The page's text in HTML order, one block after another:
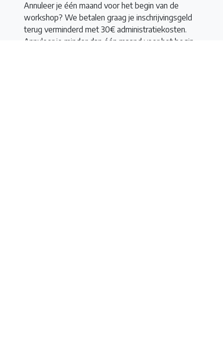
Annuleer je één maand voor het begin van de
workshop? We betalen graag je inschrijvingsgeld
terug verminderd met 30€ administratiekosten.
Annuleer je minder dan één maand voor het begin